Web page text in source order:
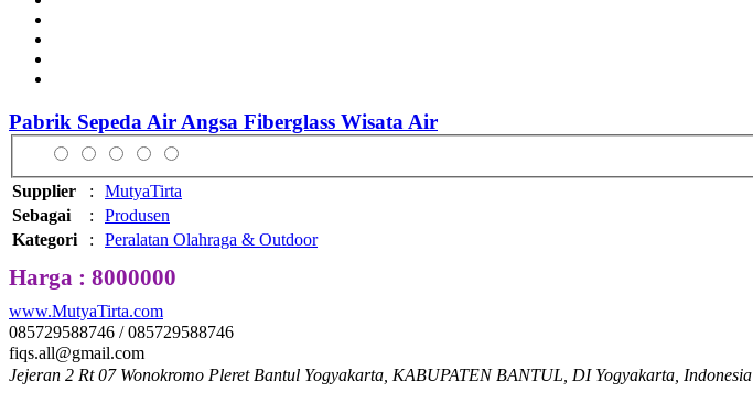
Pabrik Sepeda Air Angsa Fiberglass Wisata Air
Supplier :
MutyaTirta
Sebagai
:
Produsen
Kategori
: Peralatan Olahraga & Outdoor
Harga : 8000000
www.MutyaTirta.com
085729588746 / 085729588746
fiqs.all@gmail.com
Jejeran 2 Rt 07 Wonokromo Pleret Bantul Yogyakarta, KABUPATEN BANTUL, DI Yogyakarta, Indonesia